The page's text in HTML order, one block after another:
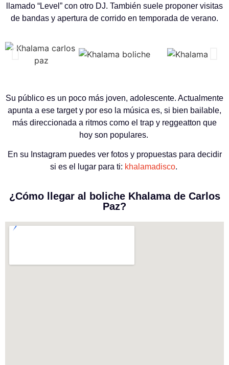
llamado “Level” con otro DJ. También suele proponer visitas
de bandas y apertura de corrido en temporada de verano.
Su público es un poco más joven, adolescente. Actualmente
apunta a ese target y por eso la música es, si bien bailable,
más direccionada a ritmos como el trap y reggeatton que
hoy son populares.
En su Instagram puedes ver fotos y propuestas para decidir
si es el lugar para ti: khalamadisco.
¿Cómo llegar al boliche Khalama de Carlos
Paz?